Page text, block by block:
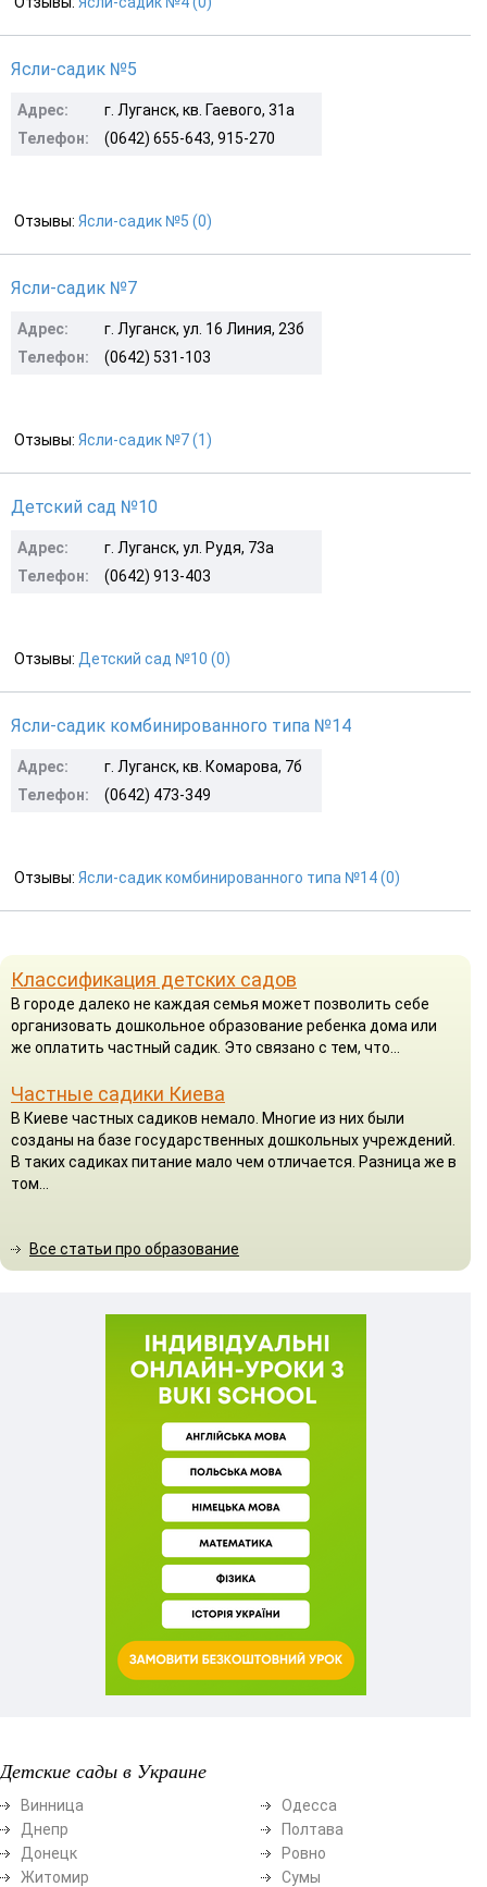
Ясли-садик №5
Адрес:
г. Луганск, кв. Гаевого, 31а
Телефон:
(0642) 655-643, 915-270
Отзывы: Ясли-садик №5 (0)
Ясли-садик №7
Адрес:
г. Луганск, ул. 16 Линия, 23б
Телефон:
(0642) 531-103
Отзывы: Ясли-садик №7 (1)
Детский сад №10
Адрес:
г. Луганск, ул. Рудя, 73а
Телефон:
(0642) 913-403
Отзывы: Детский сад №10 (0)
Ясли-садик комбинированного типа №14
Адрес:
г. Луганск, кв. Комарова, 7б
Телефон:
(0642) 473-349
Отзывы: Ясли-садик комбинированного типа №14 (0)
Классификация детских садов
В городе далеко не каждая семья может позволить себе
организовать дошкольное образование ребенка дома или
же оплатить частный садик. Это связано с тем, что...
Частные садики Киева
В Киеве частных садиков немало. Многие из них были
созданы на базе государственных дошкольных учреждений.
В таких садиках питание мало чем отличается. Разница же в
том...
Все статьи про образование
Детские сады в Украине
Винница
Днепр
Донецк
Житомир
Одесса
Полтава
Ровно
Сумы